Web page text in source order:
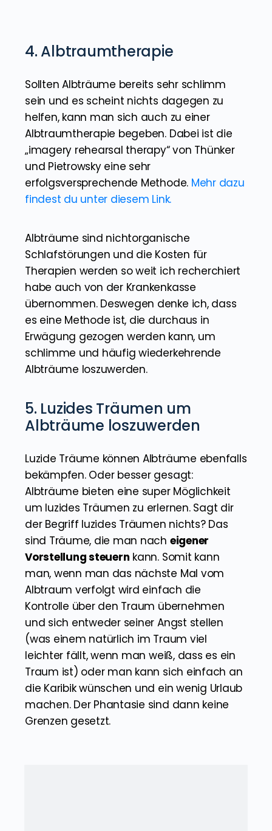
4. Albtraumtherapie
Sollten Albträume bereits sehr schlimm
sein und es scheint nichts dagegen zu
helfen, kann man sich auch zu einer
Albtraumtherapie begeben. Dabei ist die
„imagery rehearsal therapy“ von Thünker
und Pietrowsky eine sehr
erfolgsversprechende Methode. Mehr dazu
findest du unter diesem Link.
Albträume sind nichtorganische
Schlafstörungen und die Kosten für
Therapien werden so weit ich recherchiert
habe auch von der Krankenkasse
übernommen. Deswegen denke ich, dass
es eine Methode ist, die durchaus in
Erwägung gezogen werden kann, um
schlimme und häufig wiederkehrende
Albträume loszuwerden.
5. Luzides Träumen um
Albträume loszuwerden
Luzide Träume können Albträume ebenfalls
bekämpfen. Oder besser gesagt:
Albträume bieten eine super Möglichkeit
um luzides Träumen zu erlernen. Sagt dir
der Begriff luzides Träumen nichts? Das
sind Träume, die man nach eigener
Vorstellung steuern kann. Somit kann
man, wenn man das nächste Mal vom
Albtraum verfolgt wird einfach die
Kontrolle über den Traum übernehmen
und sich entweder seiner Angst stellen
(was einem natürlich im Traum viel
leichter fällt, wenn man weiß, dass es ein
Traum ist) oder man kann sich einfach an
die Karibik wünschen und ein wenig Urlaub
machen. Der Phantasie sind dann keine
Grenzen gesetzt.